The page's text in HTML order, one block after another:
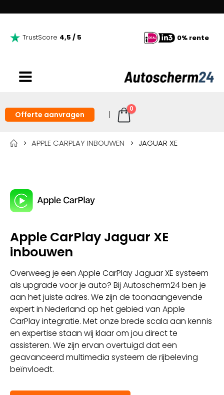
TrustScore 4,5 / 5 0% rente
Offerte aanvragen
0
APPLE CARPLAY INBOUWEN JAGUAR XE
Apple CarPlay Jaguar XE
inbouwen
Overweeg je een Apple CarPlay Jaguar XE systeem
als upgrade voor je auto? Bij Autoscherm24 ben je
aan het juiste adres. We zijn de toonaangevende
expert in Nederland op het gebied van Apple
CarPlay integratie. Met onze brede scala aan kennis
en expertise staan wij klaar om jou direct te
assisteren. We zijn ervan overtuigd dat een
geavanceerd multimedia systeem de rijbeleving
beïnvloedt.